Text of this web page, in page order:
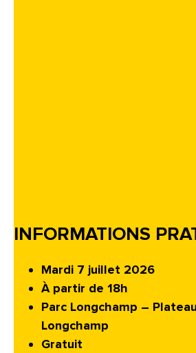
INFORMATIONS
Mardi 7 juillet 2026
À partir de 18h
Parc Longchamp –
Longchamp
Gratuit